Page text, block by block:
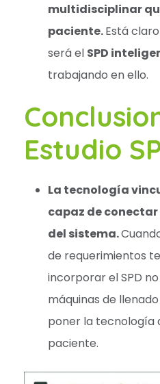
multidisciplinar
paciente.Está
será el SPD
trabajando en ello.
Estudio
La tecnología
capaz de
del sistema.
de requerimientos
incorporar el SPD
máquinas de
poner la tecnología
paciente.